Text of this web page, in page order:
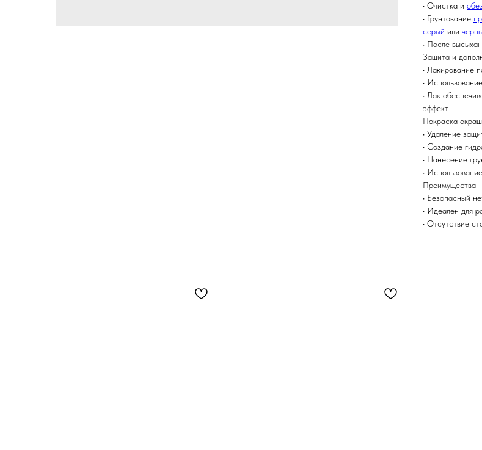
• Очистка и
• Грунтование
серый или
• После
Защита и
• Лакирование
• Использование
• Лак
эффект
Покраска
• Удаление
• Создание
• Нанесение
• Использование
Преимущества
• Безопасный
• Идеален для
• Отсутствие